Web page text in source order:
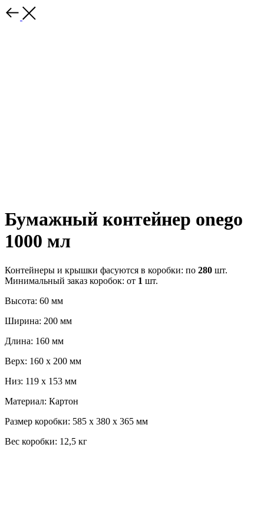
Бумажный контейнер onego
1000 мл
Контейнеры и крышки фасуются в коробки: по 280 шт.
Минимальный заказ коробок: от 1 шт.
Высота: 60 мм
Ширина: 200 мм
Длина: 160 мм
Верх: 160 х 200 мм
Низ: 119 х 153 мм
Материал: Картон
Размер коробки: 585 х 380 х 365 мм
Вес коробки: 12,5 кг